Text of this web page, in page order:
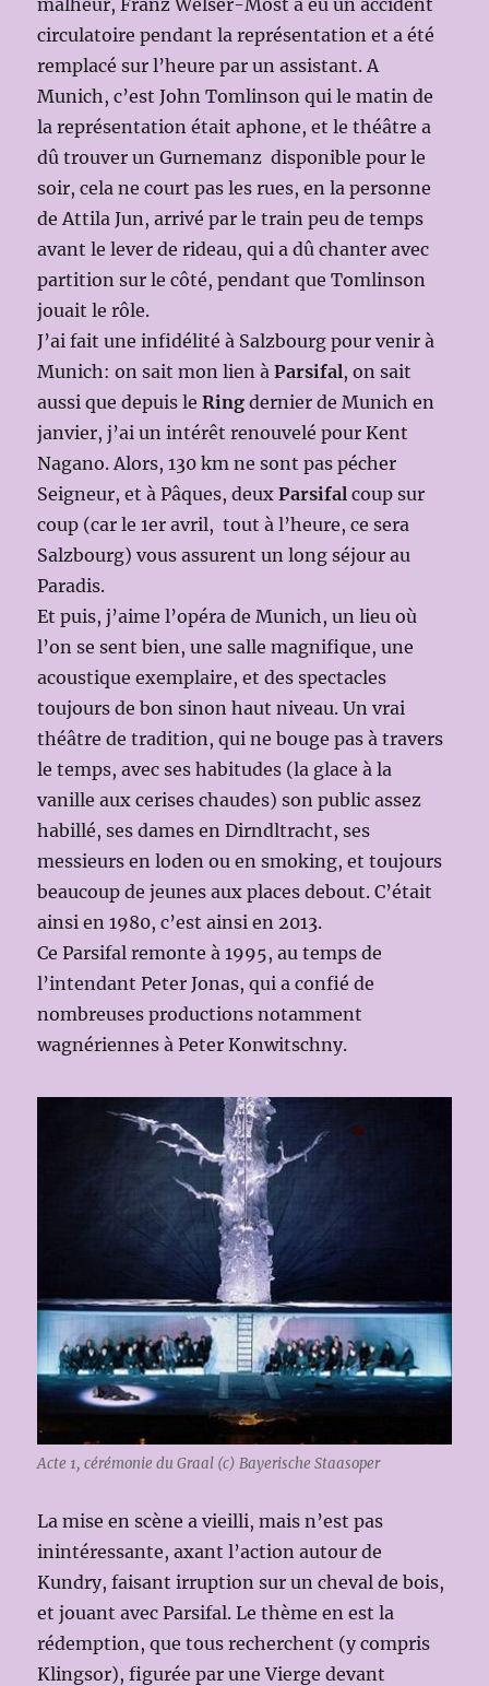
malheur, Franz Welser-Möst a eu un accident
circulatoire pendant la représentation et a été
remplacé sur l’heure par un assistant. A
Munich, c’est John Tomlinson qui le matin de
la représentation était aphone, et le théâtre a
dû trouver un Gurnemanz disponible pour le
soir, cela ne court pas les rues, en la personne
de Attila Jun, arrivé par le train peu de temps
avant le lever de rideau, qui a dû chanter avec
partition sur le côté, pendant que Tomlinson
jouait le rôle.
J’ai fait une infidélité à Salzbourg pour venir à
Munich: on sait mon lien àParsifal, on sait
aussi que depuis leRing dernier de Munich en
janvier, j’ai un intérêt renouvelé pour Kent
Nagano. Alors, 130 km ne sont pas pécher
Seigneur, et à Pâques, deuxParsifal coup sur
coup (car le 1er avril, tout à l’heure, ce sera
Salzbourg) vous assurent un long séjour au
Paradis.
Et puis, j’aime l’opéra de Munich, un lieu où
l’on se sent bien, une salle magnifique, une
acoustique exemplaire, et des spectacles
toujours de bon sinon haut niveau. Un vrai
théâtre de tradition, qui ne bouge pas à travers
le temps, avec ses habitudes (la glace à la
vanille aux cerises chaudes) son public assez
habillé, ses dames en Dirndltracht, ses
messieurs en loden ou en smoking, et toujours
beaucoup de jeunes aux places debout. C’était
ainsi en 1980, c’est ainsi en 2013.
Ce Parsifal remonte à 1995, au temps de
l’intendant Peter Jonas, qui a confié de
nombreuses productions notamment
wagnériennes à Peter Konwitschny.
Acte 1, cérémonie du Graal (c) Bayerische Staasoper
La mise en scène a vieilli, mais n’est pas
inintéressante, axant l’action autour de
Kundry, faisant irruption sur un cheval de bois,
et jouant avec Parsifal. Le thème en est la
rédemption, que tous recherchent (y compris
Klingsor), figurée par une Vierge devant